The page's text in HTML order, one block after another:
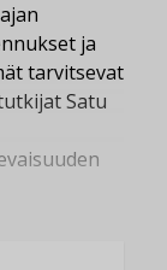
ja
tarvitsevat
Satu